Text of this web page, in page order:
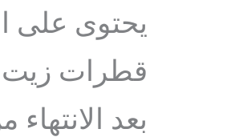
يحتوى على
قطرات زيت
بعد الانتهاء